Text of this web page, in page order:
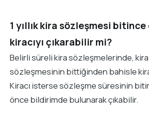
1 yıllık kira sözleşmesi
kiracıyı çıkarabilir mi?
Belirli süreli kira sözleşmelerinde,
sözleşmesinin bittiğinden bahisle
Kiracı isterse sözleşme süresinin
önce bildirimde bulunarak çıkabilir.